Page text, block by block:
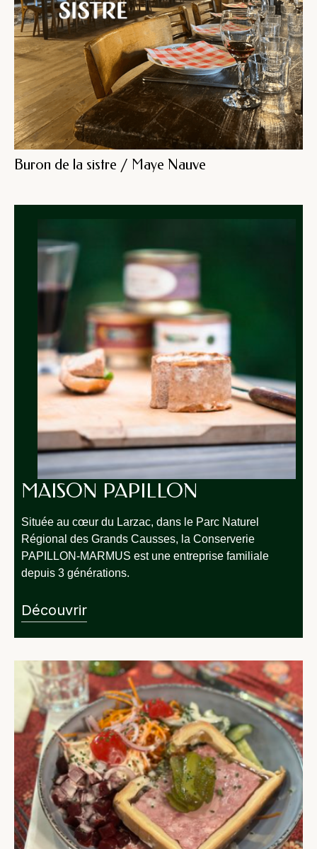
Buron de la sistre / Maye Nauve
MAISON PAPILLON
Située au cœur du Larzac, dans le Parc Naturel
Régional des Grands Causses, la Conserverie
PAPILLON-MARMUS est une entreprise familiale
depuis 3 générations.
Découvrir